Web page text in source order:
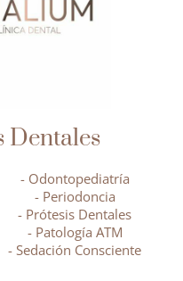
Dentales
- Odontopediatría
- Periodoncia
- Prótesis Dentales
- Patología ATM
- Sedación Consciente